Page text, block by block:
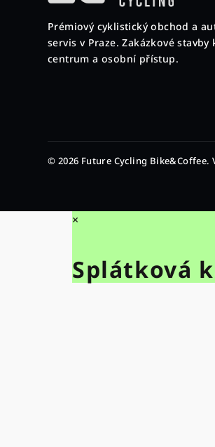
Prémiový cyklistický obchod a
servis v Praze. Zakázkové stavby
centrum a osobní přístup.
© 2026 Future Cycling Bike&Coffee.
×
Splátková